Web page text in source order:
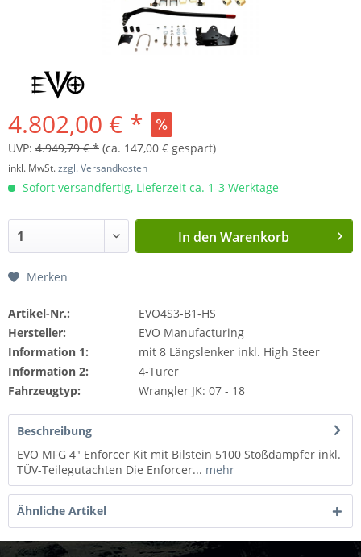
4.802,00 € *
UVP: 4.949,79 € * (ca. 147,00 € gespart)
inkl. MwSt.zzgl. Versandkosten
Sofort versandfertig, Lieferzeit ca. 1-3 Werktage
In den Warenkorb
Merken
Artikel-Nr.:
EVO4S3-B1-HS
Hersteller:
EVO Manufacturing
Information 1:
mit 8 Längslenker inkl. High Steer
Information 2:
4-Türer
Fahrzeugtyp:
Wrangler JK: 07 - 18
Beschreibung
EVO MFG 4" Enforcer Kit mit Bilstein 5100 Stoßdämpfer inkl.
TÜV-Teilegutachten Die Enforcer... mehr
Ähnliche Artikel